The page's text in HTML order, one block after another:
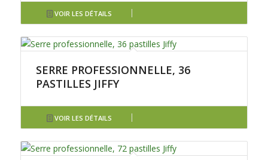
VOIR LES DÉTAILS
SERRE PROFESSIONNELLE, 36
PASTILLES JIFFY
VOIR LES DÉTAILS